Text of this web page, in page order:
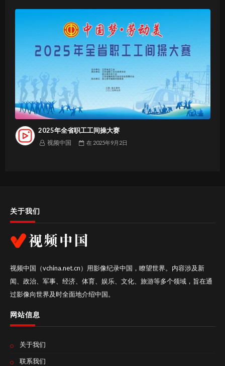
2025年全省职工工间操大赛
视频中国 在 2025年9月2日
关于我们
视频中国（vchina.net.cn）用影像纪录中国，瞭望世界。内容涉及新
闻、政治、军事、经济、体育、娱乐、文化、旅游等多个领域，旨在通
过影像向世界及时全面地介绍中国。
网站信息
关于我们
联系我们